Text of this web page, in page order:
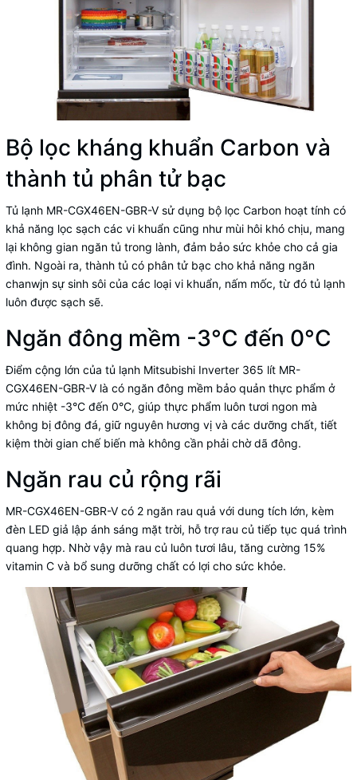
Bộ lọc kháng khuẩn Carbon và
thành tủ phân tử bạc
Tủ lạnh MR-CGX46EN-GBR-V sử dụng bộ lọc Carbon hoạt tính có
khả năng lọc sạch các vi khuẩn cũng như mùi hôi khó chịu, mang
lại không gian ngăn tủ trong lành, đảm bảo sức khỏe cho cả gia
đình. Ngoài ra, thành tủ có phân tử bạc cho khả năng ngăn
chanwjn sự sinh sôi của các loại vi khuẩn, nấm mốc, từ đó tủ lạnh
luôn được sạch sẽ.
Ngăn đông mềm -3°C đến 0°C
Điểm cộng lớn của tủ lạnh Mitsubishi Inverter 365 lít MR-
CGX46EN-GBR-V là có ngăn đông mềm bảo quản thực phẩm ở
mức nhiệt -3°C đến 0°C, giúp thực phẩm luôn tươi ngon mà
không bị đông đá, giữ nguyên hương vị và các dưỡng chất, tiết
kiệm thời gian chế biến mà không cần phải chờ dã đông.
Ngăn rau củ rộng rãi
MR-CGX46EN-GBR-V có 2 ngăn rau quả với dung tích lớn, kèm
đèn LED giả lập ánh sáng mặt trời, hỗ trợ rau củ tiếp tục quá trình
quang hợp. Nhờ vậy mà rau củ luôn tươi lâu, tăng cường 15%
vitamin C và bổ sung dưỡng chất có lợi cho sức khỏe.